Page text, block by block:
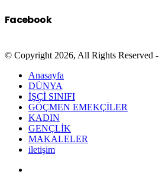
Facebook
© Copyright 2026, All Rights Reserved -
Anasayfa
DÜNYA
İŞÇİ SINIFI
GÖÇMEN EMEKÇİLER
KADIN
GENÇLİK
MAKALELER
iletişim